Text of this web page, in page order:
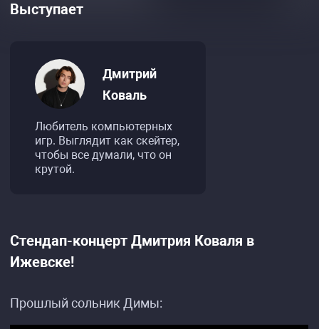
Выступает
Дмитрий
Коваль
Любитель компьютерных
игр. Выглядит как скейтер,
чтобы все думали, что он
крутой.
Стендап-концерт Дмитрия Коваля в
Ижевске!
Прошлый сольник Димы: